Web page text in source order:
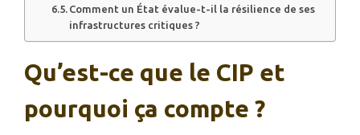
Comment un État évalue-t-il la résilience de ses
infrastructures critiques ?
Qu’est-ce que le CIP et
pourquoi ça compte ?